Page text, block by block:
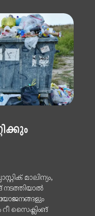
മാലിന്യം,
നടത്തിയാല്‍
സൈക്ലിംങ്